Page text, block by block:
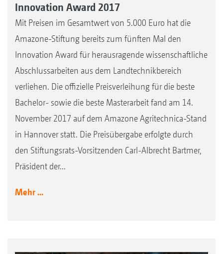
Innovation Award 2017
Mit Preisen im Gesamtwert von 5.000 Euro hat die
Amazone-Stiftung bereits zum fünften Mal den
Innovation Award für herausragende wissenschaftliche
Abschlussarbeiten aus dem Landtechnikbereich
verliehen. Die offizielle Preisverleihung für die beste
Bachelor- sowie die beste Masterarbeit fand am 14.
November 2017 auf dem Amazone Agritechnica-Stand
in Hannover statt. Die Preisübergabe erfolgte durch
den Stiftungsrats-Vorsitzenden Carl-Albrecht Bartmer,
Präsident der...
Mehr ...